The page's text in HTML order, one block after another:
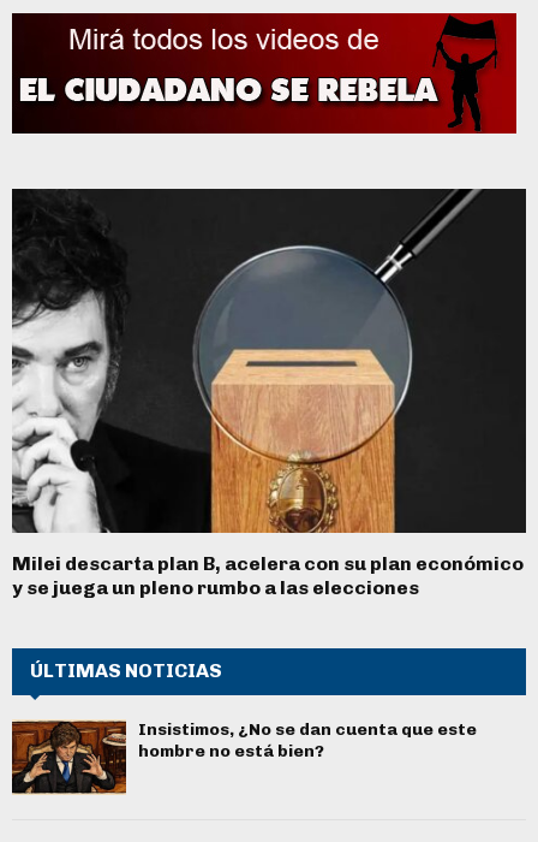
Milei descarta plan B, acelera con su plan económico
y se juega un pleno rumbo a las elecciones
ÚLTIMAS NOTICIAS
Insistimos, ¿No se dan cuenta que este
hombre no está bien?